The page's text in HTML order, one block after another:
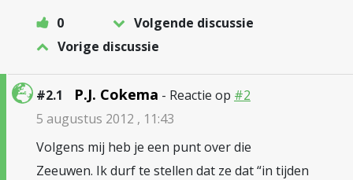
0
Volgende discussie
Vorige discussie
#2.1 P.J. Cokema - Reactie op #2
5 augustus 2012 , 11:43
Volgens mij heb je een punt over die
Zeeuwen. Ik durf te stellen dat ze dat “in tijden